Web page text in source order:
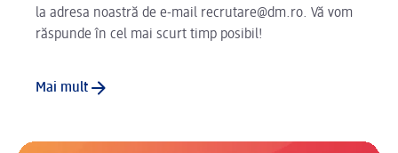
la adresa noastră de e-mail recrutare@dm.ro. Vă vom
răspunde în cel mai scurt timp posibil!
Mai mult